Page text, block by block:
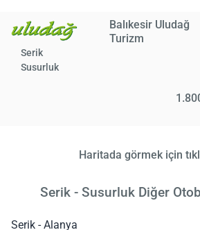
Balıkesir Uludağ
Turizm
Serik
Susurluk
Haritada görmek için
Serik - Susurluk Diğer
Serik - Alanya